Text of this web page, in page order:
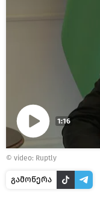
Video
1:16
© video: Ruptly
გამოწერა